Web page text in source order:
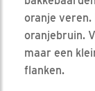
oranje veren.
oranjebruin.
maar een
flanken.